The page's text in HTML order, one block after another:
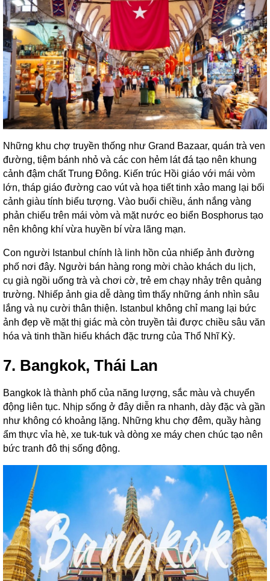
Những khu chợ truyền thống như Grand Bazaar, quán trà ven
đường, tiệm bánh nhỏ và các con hẻm lát đá tạo nên khung
cảnh đậm chất Trung Đông. Kiến trúc Hồi giáo với mái vòm
lớn, tháp giáo đường cao vút và họa tiết tinh xảo mang lại bối
cảnh giàu tính biểu tượng. Vào buổi chiều, ánh nắng vàng
phản chiếu trên mái vòm và mặt nước eo biển Bosphorus tạo
nên không khí vừa huyền bí vừa lãng mạn.
Con người Istanbul chính là linh hồn của nhiếp ảnh đường
phố nơi đây. Người bán hàng rong mời chào khách du lịch,
cụ già ngồi uống trà và chơi cờ, trẻ em chạy nhảy trên quảng
trường. Nhiếp ảnh gia dễ dàng tìm thấy những ánh nhìn sâu
lắng và nụ cười thân thiện. Istanbul không chỉ mang lại bức
ảnh đẹp về mặt thị giác mà còn truyền tải được chiều sâu văn
hóa và tinh thần hiếu khách đặc trưng của Thổ Nhĩ Kỳ.
7. Bangkok, Thái Lan
Bangkok là thành phố của năng lượng, sắc màu và chuyển
động liên tục. Nhịp sống ở đây diễn ra nhanh, dày đặc và gần
như không có khoảng lặng. Những khu chợ đêm, quầy hàng
ẩm thực vỉa hè, xe tuk-tuk và dòng xe máy chen chúc tạo nên
bức tranh đô thị sống động.